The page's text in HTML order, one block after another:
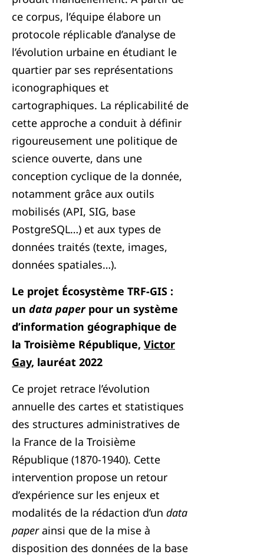
ce corpus, l’équipe élabore un
protocole réplicable d’analyse de
l’évolution urbaine en étudiant le
quartier par ses représentations
iconographiques et
cartographiques. La réplicabilité de
cette approche a conduit à définir
rigoureusement une politique de
science ouverte, dans une
conception cyclique de la donnée,
notamment grâce aux outils
mobilisés (API, SIG, base
PostgreSQL…) et aux types de
données traités (texte, images,
données spatiales…).
Le projet Écosystème TRF-GIS :
un data paperpour un système
d’information géographique de
la Troisième République, Victor
Gay, lauréat 2022
Ce projet retrace l’évolution
annuelle des cartes et statistiques
des structures administratives de
la France de la Troisième
République (1870-1940). Cette
intervention propose un retour
d’expérience sur les enjeux et
modalités de la rédaction d’un data
paperainsi que de la mise à
disposition des données de la base